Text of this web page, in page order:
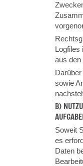
Logfiles
aus den
sowie
B)
Soweit
es
Daten